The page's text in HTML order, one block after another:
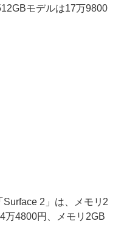
モデルは17万9800
2」は、メモリ2
万4800円、メモリ2GB